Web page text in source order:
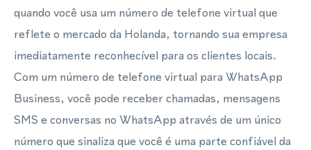
quando você usa um número de telefone virtual que
reflete o mercado da Holanda, tornando sua empresa
imediatamente reconhecível para os clientes locais.
Com um número de telefone virtual para WhatsApp
Business, você pode receber chamadas, mensagens
SMS e conversas no WhatsApp através de um único
número que sinaliza que você é uma parte confiável da